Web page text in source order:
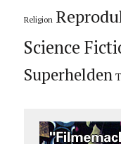
Religion
Science
Superhelden